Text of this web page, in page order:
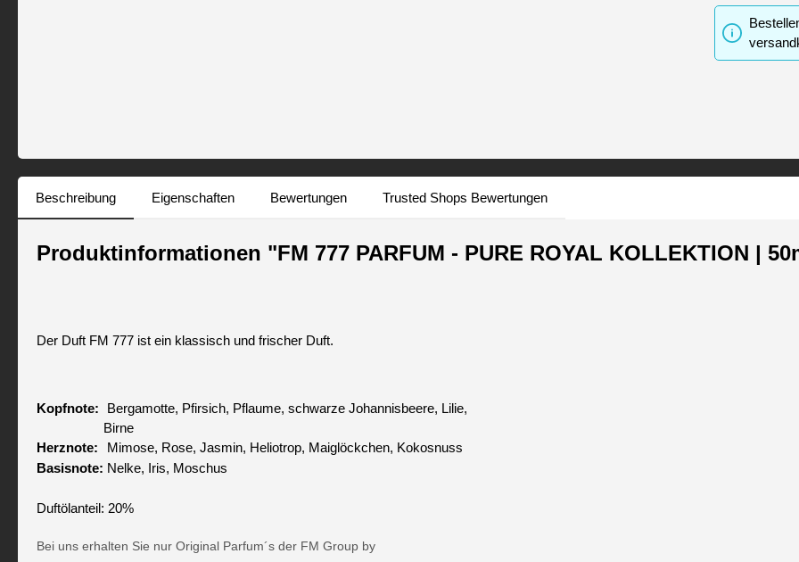
Beschreibung Eigenschaften Bewertungen Trusted Shops Bewertungen
Produktinformationen "FM 777 PARFUM - PURE ROYAL KOLLEKTION |
Der Duft FM 777 ist ein klassisch und frischer Duft.
Kopfnote:
Bergamotte, Pfirsich, Pflaume, schwarze Johannisbeere, Lilie,
Birne
Herznote:
Mimose, Rose, Jasmin, Heliotrop, Maiglöckchen, Kokosnuss
Basisnote: Nelke, Iris, Moschus
Duftölanteil: 20%
Bei uns erhalten Sie nur Original Parfum´s der FM Group by